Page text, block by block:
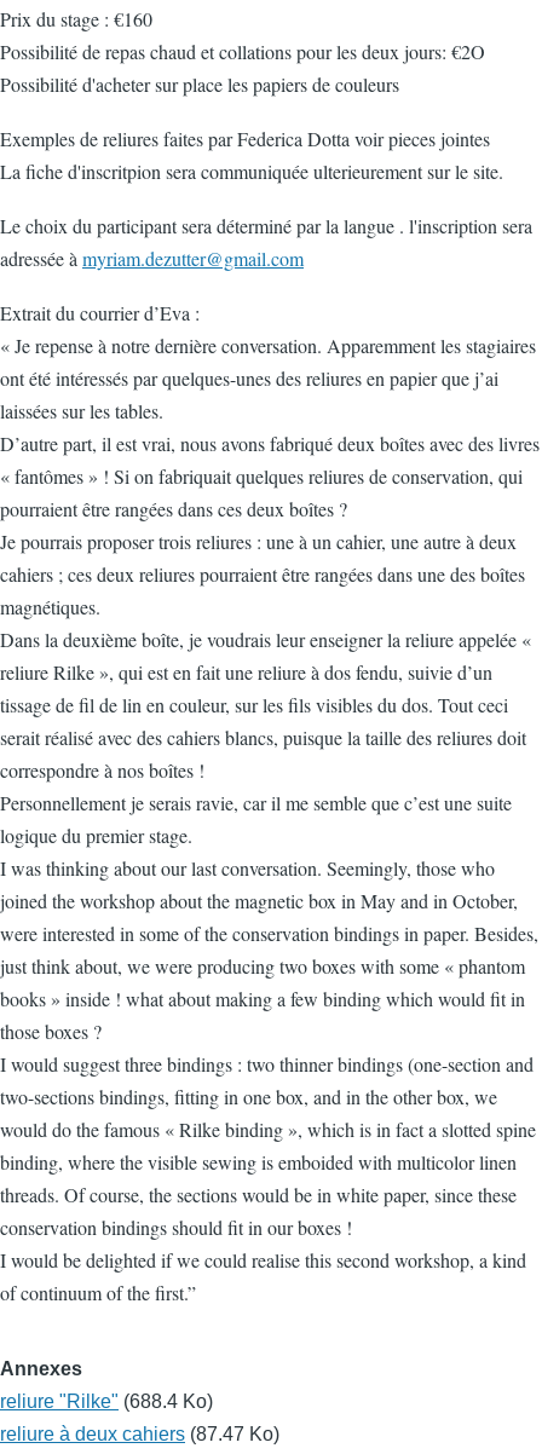
Prix du stage : €160
Possibilité de repas chaud et collations pour les deux jours: €2O
Possibilité d'acheter sur place les papiers de couleurs
Exemples de reliures faites par Federica Dotta voir pieces jointes
La fiche d'inscritpion sera communiquée ulterieurement sur le site.
Le choix du participant sera déterminé par la langue . l'inscription sera
adressée à myriam.dezutter@gmail.com
Extrait du courrier d’Eva :
« Je repense à notre dernière conversation. Apparemment les stagiaires
ont été intéressés par quelques-unes des reliures en papier que j’ai
laissées sur les tables.
D’autre part, il est vrai, nous avons fabriqué deux boîtes avec des livres
« fantômes » ! Si on fabriquait quelques reliures de conservation, qui
pourraient être rangées dans ces deux boîtes ?
Je pourrais proposer trois reliures : une à un cahier, une autre à deux
cahiers ; ces deux reliures pourraient être rangées dans une des boîtes
magnétiques.
Dans la deuxième boîte, je voudrais leur enseigner la reliure appelée «
reliure Rilke », qui est en fait une reliure à dos fendu, suivie d’un
tissage de fil de lin en couleur, sur les fils visibles du dos. Tout ceci
serait réalisé avec des cahiers blancs, puisque la taille des reliures doit
correspondre à nos boîtes !
Personnellement je serais ravie, car il me semble que c’est une suite
logique du premier stage.
I was thinking about our last conversation. Seemingly, those who
joined the workshop about the magnetic box in May and in October,
were interested in some of the conservation bindings in paper. Besides,
just think about, we were producing two boxes with some « phantom
books » inside ! what about making a few binding which would fit in
those boxes ?
I would suggest three bindings : two thinner bindings (one-section and
two-sections bindings, fitting in one box, and in the other box, we
would do the famous « Rilke binding », which is in fact a slotted spine
binding, where the visible sewing is emboided with multicolor linen
threads. Of course, the sections would be in white paper, since these
conservation bindings should fit in our boxes !
I would be delighted if we could realise this second workshop, a kind
of continuum of the first.”
Annexes
reliure "Rilke" (688.4 Ko)
reliure à deux cahiers (87.47 Ko)